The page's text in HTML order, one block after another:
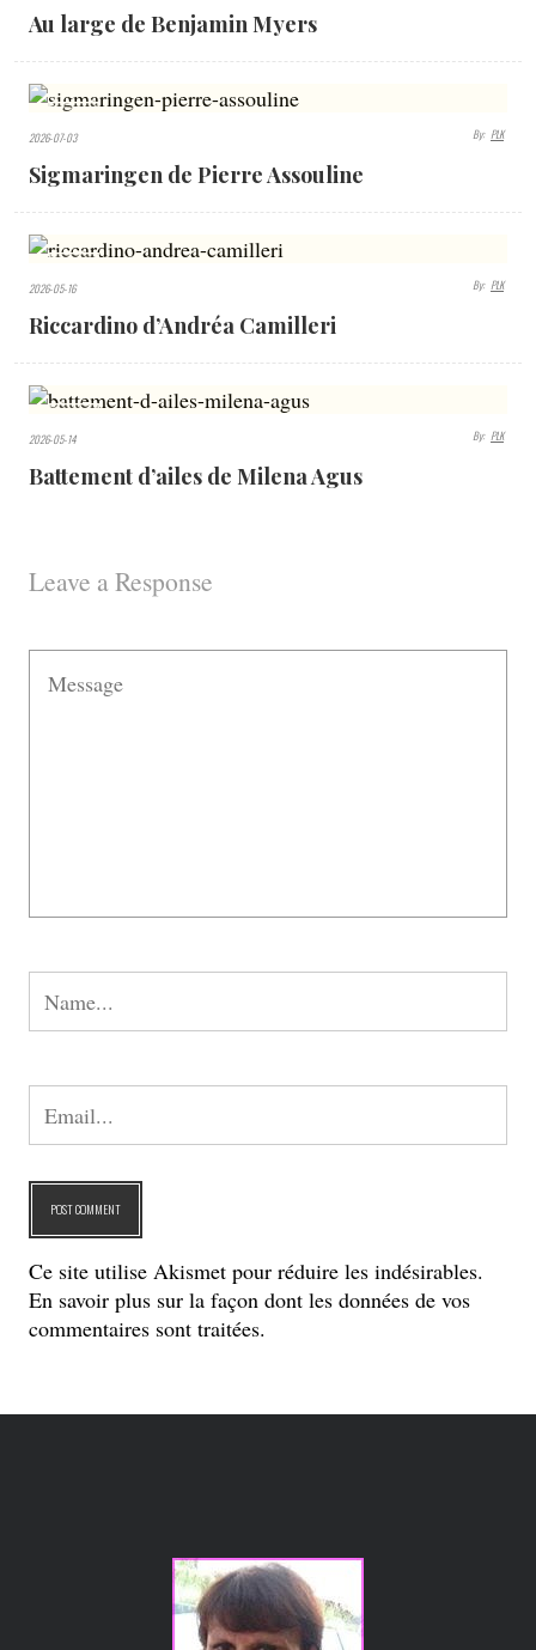
Au large de Benjamin Myers
424
VIEWS
2026-07-03 By: PLK
Sigmaringen de Pierre Assouline
VIEWS
2026-05-16 By: PLK
Riccardino d’Andréa Camilleri
VIEWS
2026-05-14 By: PLK
Battement d’ailes de Milena Agus
Leave a Response
Ce site utilise Akismet pour réduire les indésirables.
En savoir plus sur la façon dont les données de vos
commentaires sont traitées.